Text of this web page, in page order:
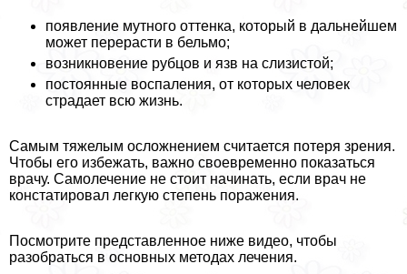
появление мутного оттенка, который в дальнейшем
может перерасти в бельмо;
возникновение рубцов и язв на слизистой;
постоянные воспаления, от которых человек
страдает всю жизнь.
Самым тяжелым осложнением считается потеря зрения.
Чтобы его избежать, важно своевременно показаться
врачу. Самолечение не стоит начинать, если врач не
констатировал легкую степень поражения.
Посмотрите представленное ниже видео, чтобы
разобраться в основных методах лечения.